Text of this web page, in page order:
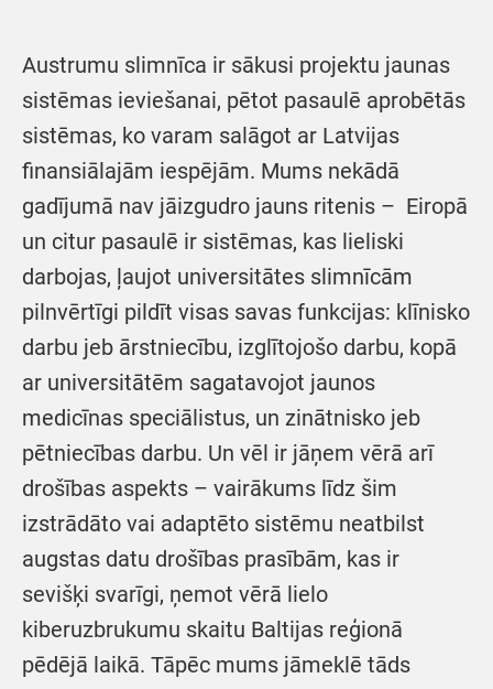
Austrumu slimnīca ir sākusi projektu jaunas
sistēmas ieviešanai, pētot pasaulē aprobētās
sistēmas, ko varam salāgot ar Latvijas
finansiālajām iespējām. Mums nekādā
gadījumā nav jāizgudro jauns ritenis – Eiropā
un citur pasaulē ir sistēmas, kas lieliski
darbojas, ļaujot universitātes slimnīcām
pilnvērtīgi pildīt visas savas funkcijas: klīnisko
darbu jeb ārstniecību, izglītojošo darbu, kopā
ar universitātēm sagatavojot jaunos
medicīnas speciālistus, un zinātnisko jeb
pētniecības darbu. Un vēl ir jāņem vērā arī
drošības aspekts – vairākums līdz šim
izstrādāto vai adaptēto sistēmu neatbilst
augstas datu drošības prasībām, kas ir
sevišķi svarīgi, ņemot vērā lielo
kiberuzbrukumu skaitu Baltijas reģionā
pēdējā laikā. Tāpēc mums jāmeklē tāds